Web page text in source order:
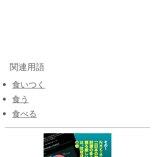
関連用語
​食いつく
食う
食べる